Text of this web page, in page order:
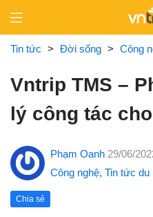
content
Tin tức > Đời sống > Công
Vntrip TMS –
lý công tác
Phạm Oanh 29/06/
Công nghệ, Tin tức du
Chia sẻ